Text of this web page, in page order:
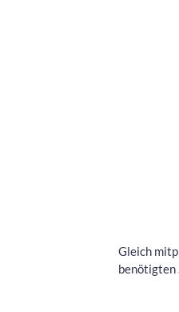
Gleich
benötigten